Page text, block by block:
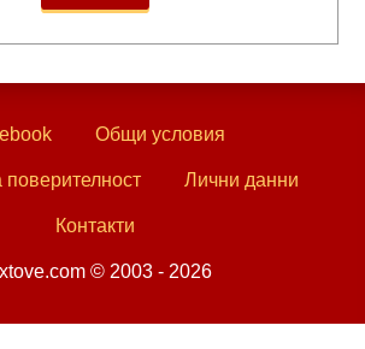
Общи условия
поверителност Лични данни
Контакти
© 2003 - 2026